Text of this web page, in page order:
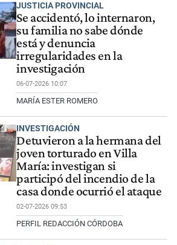
JUSTICIA PROVINCIAL
Se accidentó, lo internaron,
su familia no sabe dónde
está y denuncia
irregularidades en la
investigación
06-07-2026 10:07
MARÍA ESTER ROMERO
INVESTIGACIÓN
Detuvieron a la hermana del
joven torturado en Villa
María: investigan si
participó del incendio de la
casa donde ocurrió el ataque
02-07-2026 09:53
PERFIL REDACCIÓN CÓRDOBA